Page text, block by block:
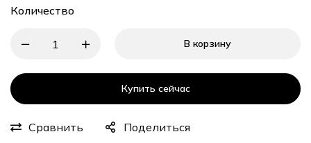
Количество
В корзину
Купить сейчас
Сравнить Поделиться